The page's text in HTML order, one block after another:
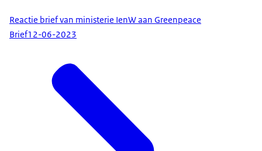
Reactie brief van ministerie IenW aan Greenpeace
Brief12-06-2023